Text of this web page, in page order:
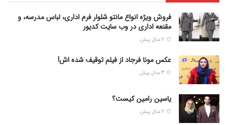
فروش ویژه انواع مانتو شلوار فرم اداری، لباس مدرسه، و
مقنعه اداری در وب سایت کدیور
عکس مونا فرجاد از فیلم توقیف شده اش!
یاسین رامین کیست؟